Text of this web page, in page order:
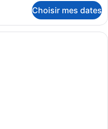
Choisir mes dates
chambre d’hôtel moderne